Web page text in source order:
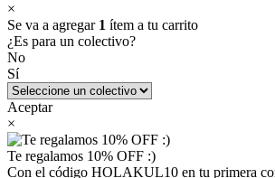
×
Se va a agregar 1 ítem a tu carrito
¿Es para un colectivo?
No
Sí
Aceptar
×
Te regalamos 10% OFF :)
Con el código HOLAKUL10 en tu primera